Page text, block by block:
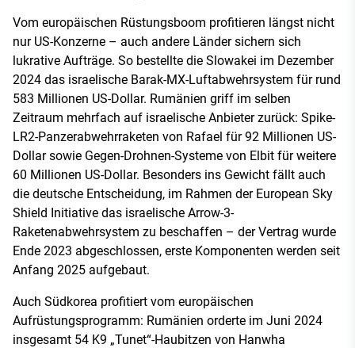
Vom europäischen Rüstungsboom profitieren längst nicht
nur US-Konzerne – auch andere Länder sichern sich
lukrative Aufträge. So bestellte die Slowakei im Dezember
2024 das israelische Barak-MX-Luftabwehrsystem für rund
583 Millionen US-Dollar. Rumänien griff im selben
Zeitraum mehrfach auf israelische Anbieter zurück: Spike-
LR2-Panzerabwehrraketen von Rafael für 92 Millionen US-
Dollar sowie Gegen-Drohnen-Systeme von Elbit für weitere
60 Millionen US-Dollar. Besonders ins Gewicht fällt auch
die deutsche Entscheidung, im Rahmen der European Sky
Shield Initiative das israelische Arrow-3-
Raketenabwehrsystem zu beschaffen – der Vertrag wurde
Ende 2023 abgeschlossen, erste Komponenten werden seit
Anfang 2025 aufgebaut.
Auch Südkorea profitiert vom europäischen
Aufrüstungsprogramm: Rumänien orderte im Juni 2024
insgesamt 54 K9 „Tunet“-Haubitzen von Hanwha